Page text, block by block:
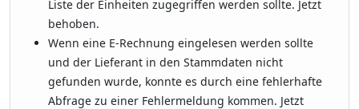
Liste der Einheiten zugegriffen werden sollte. Jetzt
behoben.
Wenn eine E-Rechnung eingelesen werden sollte
und der Lieferant in den Stammdaten nicht
gefunden wurde, konnte es durch eine fehlerhafte
Abfrage zu einer Fehlermeldung kommen. Jetzt